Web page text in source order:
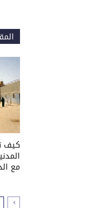
كيف
مع